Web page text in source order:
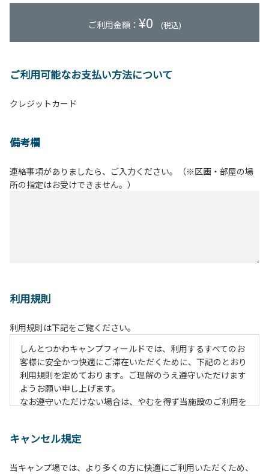
ご利用金額： ¥0 (税込)
ご利用可能なお支払い方法について
クレジットカード
備考欄
連絡事項がありましたら、ご入力ください。（※区画・部屋の場
所の指定はお受けできません。）
利用規則
利用規則は下記をご覧ください。
しんとつかわキャンプフィールドでは、利用するすべてのお
客様に安全かつ快適にご滞在いただくために、下記のとおり
利用規則を定めております。ご理解のうえ遵守いただけます
ようお願い申し上げます。
なお遵守いただけない場合は、やむを得ず当施設のご利用を
【ご利用上の注意事項ならびに禁止事項】
２.安全管理上、お子様の単独での行動はご遠慮ください。
キャンセル規定
当キャンプ場では、より多くの方に快適にご利用いただくため、